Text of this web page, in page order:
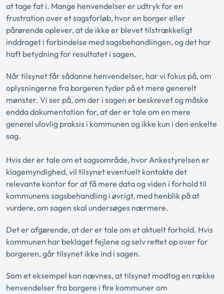
at tage fat i. Mange henvendelser er udtryk for en
frustration over et sagsforløb, hvor en borger eller
pårørende oplever, at de ikke er blevet tilstrækkeligt
inddraget i forbindelse med sagsbehandlingen, og det har
haft betydning for resultatet i sagen.
Når tilsynet får sådanne henvendelser, har vi fokus på, om
oplysningerne fra borgeren tyder på et mere generelt
mønster. Vi ser på, om der i sagen er beskrevet og måske
endda dokumentation for, at der er tale om en mere
generel ulovlig praksis i kommunen og ikke kun i den enkelte
sag.
Hvis der er tale om et sagsområde, hvor Ankestyrelsen er
klagemyndighed, vil tilsynet eventuelt kontakte det
relevante kontor for at få mere data og viden i forhold til
kommunens sagsbehandling i øvrigt, med henblik på at
vurdere, om sagen skal undersøges nærmere.
Det er afgørende, at der er tale om et aktuelt forhold. Hvis
kommunen har beklaget fejlene og selv rettet op over for
borgeren, går tilsynet ikke ind i sagen.
Som et eksempel kan nævnes, at tilsynet modtog en række
henvendelser fra borgere i fire kommuner om